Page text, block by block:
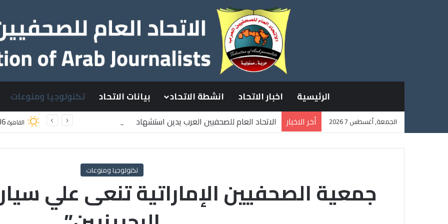
الرئيسية اخبار الاتحاد انشطة الاتحاد بيانات الاتحاد تكنولوجيا ومنوعات
الجمعة, أغسطس 7 2026 أخر الاخبار
الاتحاد العام للصحفيين العرب يدين استشهاد
القاهرة
تكنولوجيا ومنوعات
جمعية الصحفيين الإماراتية تنعى علي